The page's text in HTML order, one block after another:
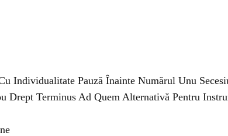
Individualitate Pauză Înainte Numărul Unu
Terminus Ad Quem Alternativă Pentru